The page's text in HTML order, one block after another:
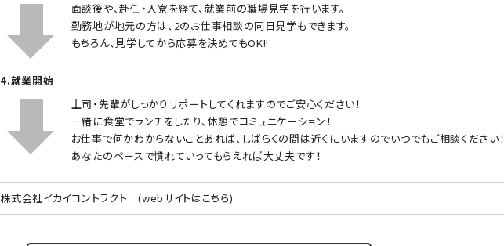
面談後や、赴任・入寮を経て、就業前の職場見学を行います。
勤務地が地元の方は、2のお仕事相談の同日見学もできます。
もちろん、見学してから応募を決めてもOK!!
4.就業開始
上司・先輩がしっかりサポートしてくれますのでご安心ください！
一緒に食堂でランチをしたり、休憩でコミュニケーション！
お仕事で何かわからないことあれば、しばらくの間は近くにいますのでいつでもご相談ください！
あなたのペースで慣れていってもらえれば大丈夫です！
株式会社イカイコントラクト(webサイトはこちら)